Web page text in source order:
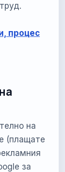
процес
на
(плащате
за